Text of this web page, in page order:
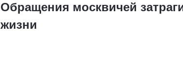
Обращения москвичей
жизни